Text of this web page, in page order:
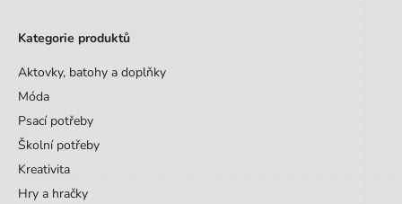
Kategorie produktů
Aktovky, batohy a doplňky
Móda
Psací potřeby
Školní potřeby
Kreativita
Hry a hračky